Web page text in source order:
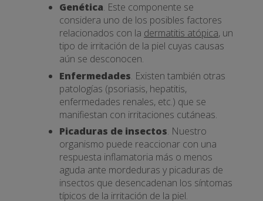
Genética. Este componente se
considera uno de los posibles factores
relacionados con la dermatitis atópica, un
tipo de irritación de la piel cuyas causas
aún se desconocen.
Enfermedades. Existen también otras
patologías (psoriasis, hepatitis,
enfermedades renales, etc.) que se
manifiestan con irritaciones cutáneas.
Picaduras de insectos. Nuestro
organismo puede reaccionar con una
respuesta inflamatoria más o menos
aguda ante mordeduras y picaduras de
insectos que desencadenan los síntomas
típicos de la irritación de la piel.